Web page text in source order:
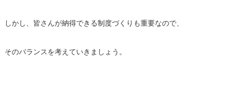
しかし、皆さんが納得できる制度づくりも重要なので、
そのバランスを考えていきましょう。